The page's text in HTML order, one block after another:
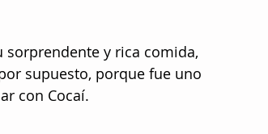
sorprendente y rica comida,
supuesto, porque fue uno
con Cocaí.